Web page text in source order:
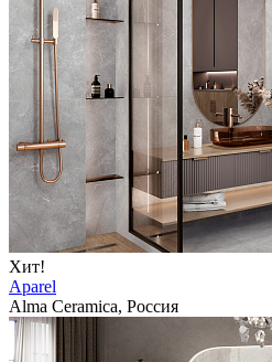
Хит!
Aparel
Alma Ceramica, Россия